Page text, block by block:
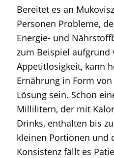
Bereitet es an
Personen Probleme,
Energie- und
zum Beispiel aufgrund
Appetitlosigkeit, kann
Ernährung in Form von
Lösung sein. Schon
Millilitern, der mit
Drinks, enthalten bis
kleinen Portionen und
Konsistenz fällt es